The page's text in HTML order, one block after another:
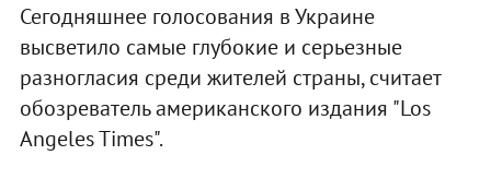
Сегодняшнее голосования в Украине
высветило самые глубокие и серьезные
разногласия среди жителей страны, считает
обозреватель американского издания "Los
Angeles Times".